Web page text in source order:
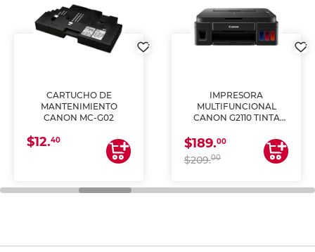
CARTUCHO DE
MANTENIMIENTO
CANON MC-G02
$12.40
IMPRESORA
MULTIFUNCIONAL
CANON G2110 TINTA
$189.00
$209.00